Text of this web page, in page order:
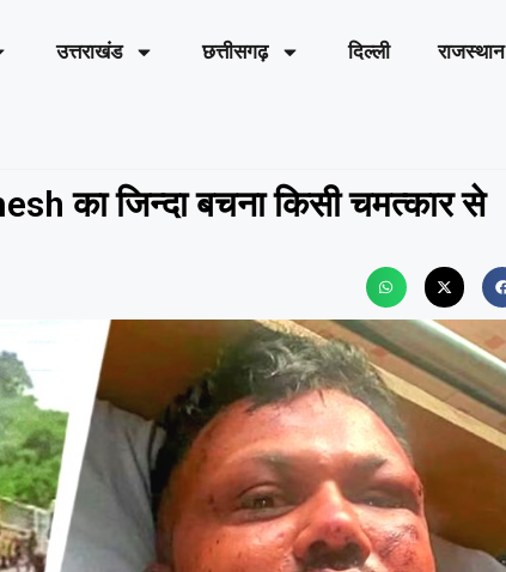
उत्तराखंड छत्तीसगढ़ दिल्ली राजस्थान
का जिन्दा बचना किसी चमत्कार से